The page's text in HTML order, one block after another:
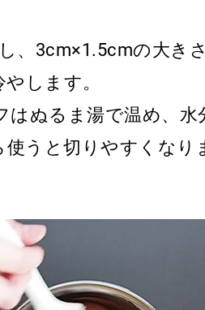
、3cm×1.5cmの大き
します。
ぬるま湯で温め、水
うと切りやすくなり